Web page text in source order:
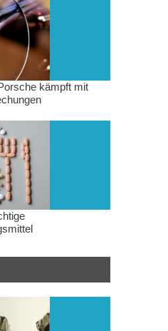
kämpft mit